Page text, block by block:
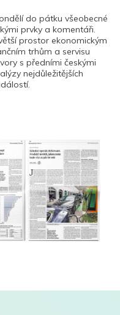
do pátku všeobecné
prvky a komentáři.
prostor ekonomickým
trhům a servisu
s předními českými
nejdůležitějších